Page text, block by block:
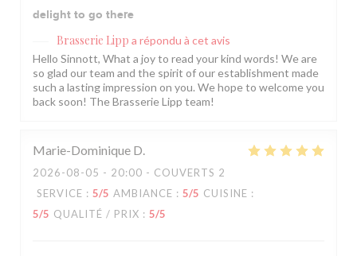
delight to go there
Brasserie Lipp a répondu à cet avis
Hello Sinnott, What a joy to read your kind words! We are
so glad our team and the spirit of our establishment made
such a lasting impression on you. We hope to welcome you
back soon! The Brasserie Lipp team!
Marie-Dominique D
2026-08-05 - 20:00 - COUVERTS 2
SERVICE : 5/5 AMBIANCE : 5/5 CUISINE :
5/5 QUALITÉ / PRIX : 5/5